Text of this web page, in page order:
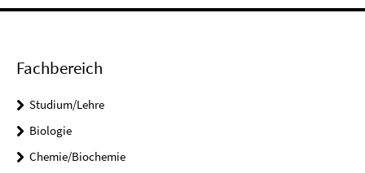
Fachbereich
Studium/Lehre
Biologie
Chemie/Biochemie